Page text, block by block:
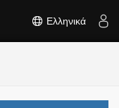
Ελληνικά